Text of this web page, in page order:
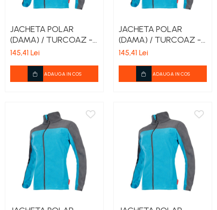
JACHETA POLAR
(DAMA) / TURCOAZ -
S
145,41 Lei
ADAUGA IN COS
JACHETA POLAR
(DAMA) / TURCOAZ -
M
145,41 Lei
ADAUGA IN COS